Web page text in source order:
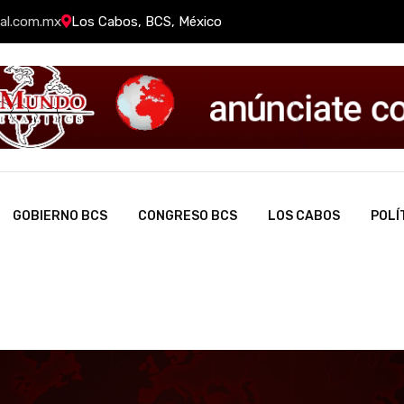
Los Cabos, BCS, México
GOBIERNO BCS CONGRESO BCS LOS CABOS